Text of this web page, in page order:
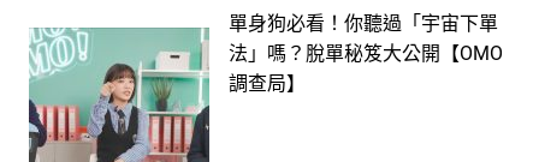
單身狗必看！你聽過「宇宙下單
法」嗎？脫單秘笈大公開【OMO
調查局】